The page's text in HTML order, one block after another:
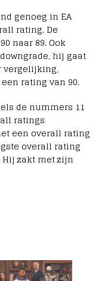
genoeg in EA
rating. De
naar 89. Ook
hij gaat
vergelijking,
rating van 90.
de nummers 11
ratings
een overall rating
overall rating
zakt met zijn